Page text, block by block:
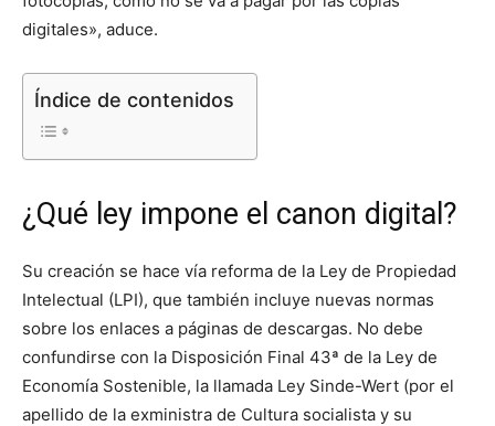
digitales», aduce.
Índice de contenidos
¿Qué ley impone el canon digital?
Su creación se hace vía reforma de la Ley de Propiedad
Intelectual (LPI), que también incluye nuevas normas
sobre los enlaces a páginas de descargas. No debe
confundirse con la Disposición Final 43ª de la Ley de
Economía Sostenible, la llamada Ley Sinde-Wert (por el
apellido de la exministra de Cultura socialista y su